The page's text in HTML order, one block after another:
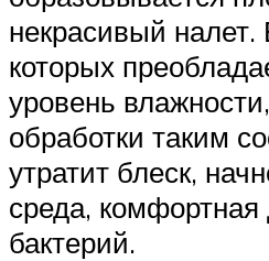
некрасивый налет.
которых
уровень
обработки таким
утратит блеск,
среда,
бактерий.